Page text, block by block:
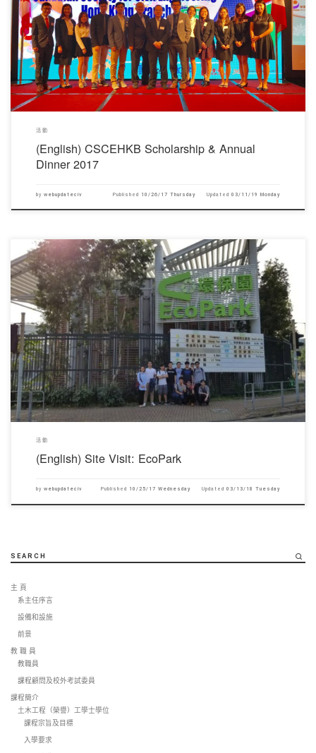
對不起，此內容只適用於English。
活動
(English) CSCEHKB Scholarship & Annual
Dinner 2017
by webupdateciv Published 10/26/17 Thursday Updated03/11/19 Monday
對不起，此內容只適用於English。
活動
(English) Site Visit: EcoPark
by webupdateciv Published 10/25/17 Wednesday Updated03/13/18 Tuesday
SEARCH
主 頁
系主任序言
設備和設施
前景
教 職 員
教職員
課程顧問及校外考試委員
課程簡介
土木工程（榮譽）工學士學位
課程宗旨及目標
入學要求